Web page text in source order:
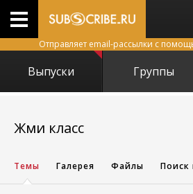
Отправляет email-рассылки с
Выпуски Группы
Жми класс
Темы Галерея Файлы Поиск